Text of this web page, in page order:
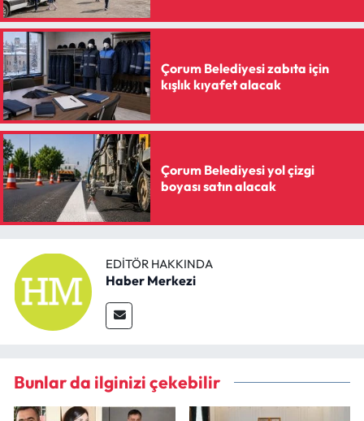
Çorum Belediyesi zabıta için
kışlık kıyafet alacak
Çorum Belediyesi yol çizgi
boyası satın alacak
EDITÖR HAKKINDA
Haber Merkezi
Bunlar da ilginizi çekebilir
Yerel Haberler